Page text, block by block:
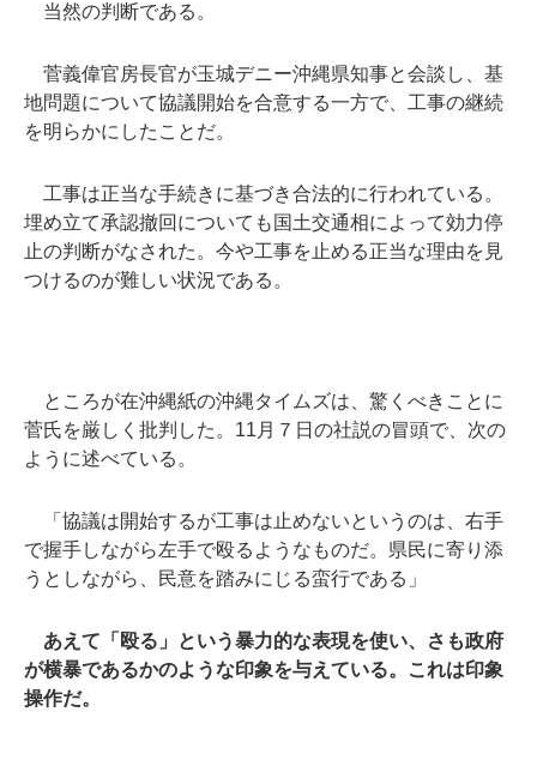
当然の判断である。
菅義偉官房長官が玉城デニー沖縄県知事と会談し、基
地問題について協議開始を合意する一方で、工事の継続
を明らかにしたことだ。
工事は正当な手続きに基づき合法的に行われている。
埋め立て承認撤回についても国土交通相によって効力停
止の判断がなされた。今や工事を止める正当な理由を見
つけるのが難しい状況である。
ところが在沖縄紙の沖縄タイムズは、驚くべきことに
菅氏を厳しく批判した。11月７日の社説の冒頭で、次の
ように述べている。
「協議は開始するが工事は止めないというのは、右手
で握手しながら左手で殴るようなものだ。県民に寄り添
うとしながら、民意を踏みにじる蛮行である」
あえて「殴る」という暴力的な表現を使い、さも政府
が横暴であるかのような印象を与えている。これは印象
操作だ。